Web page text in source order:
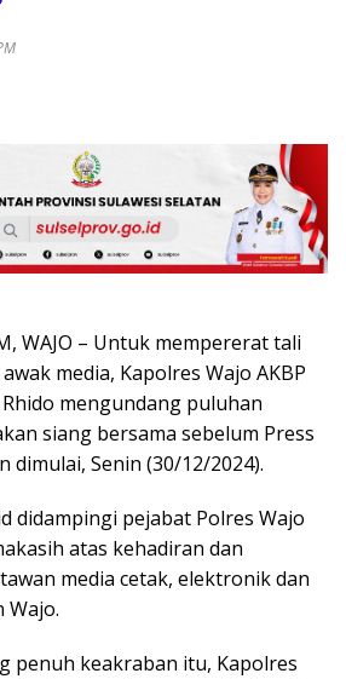
WAJO – Untuk mempererat tali
media, Kapolres Wajo AKBP
mengundang puluhan
siang bersama sebelum Press
dimulai, Senin (30/12/2024).
didampingi pejabat Polres Wajo
atas kehadiran dan
media cetak, elektronik dan
Wajo.
penuh keakraban itu, Kapolres